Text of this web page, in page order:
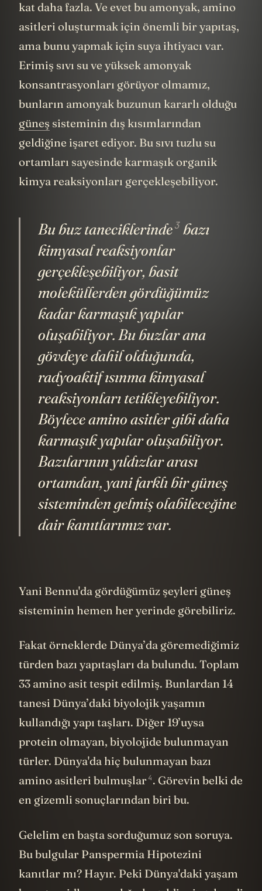
kat daha fazla. Ve evet bu amonyak, amino
asitleri oluşturmak için önemli bir yapıtaş,
ama bunu yapmak için suya ihtiyacı var.
Erimiş sıvı su ve yüksek amonyak
konsantrasyonları görüyor olmamız,
bunların amonyak buzunun kararlı olduğu
güneş sisteminin dış kısımlarından
geldiğine işaret ediyor. Bu sıvı tuzlu su
ortamları sayesinde karmaşık organik
kimya reaksiyonları gerçekleşebiliyor.
Bubuz taneciklerinde3 bazı
kimyasal reaksiyonlar
gerçekleşebiliyor, basit
moleküllerden gördüğümüz
kadar karmaşık yapılar
oluşabiliyor. Bu buzlar ana
gövdeye dahil olduğunda,
radyoaktif ısınma kimyasal
reaksiyonları tetikleyebiliyor.
Böylece amino asitler gibi daha
karmaşık yapılar oluşabiliyor.
Bazılarının yıldızlar arası
ortamdan, yani farklı bir güneş
sisteminden gelmiş olabileceğine
dair kanıtlarımız var.
Yani Bennu'da gördüğümüz şeyleri güneş
sisteminin hemen her yerinde görebiliriz.
Fakat örneklerde Dünya’da göremediğimiz
türden bazı yapıtaşları da bulundu. Toplam
33 amino asit tespit edilmiş. Bunlardan 14
tanesi Dünya’daki biyolojik yaşamın
kullandığı yapı taşları. Diğer 19’uysa
protein olmayan, biyolojide bulunmayan
türler. Dünya'da hiç bulunmayan bazı
amino asitleri bulmuşlar4. Görevin belki de
en gizemli sonuçlarından biri bu.
Gelelim en başta sorduğumuz son soruya.
Bu bulgular Panspermia Hipotezini
kanıtlar mı? Hayır. Peki Dünya'daki yaşam